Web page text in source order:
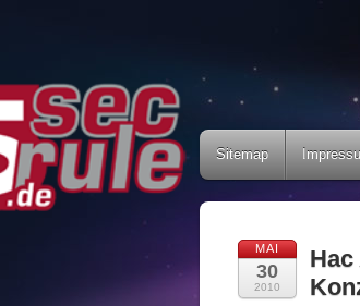
Sitemap
MAI
30
2010